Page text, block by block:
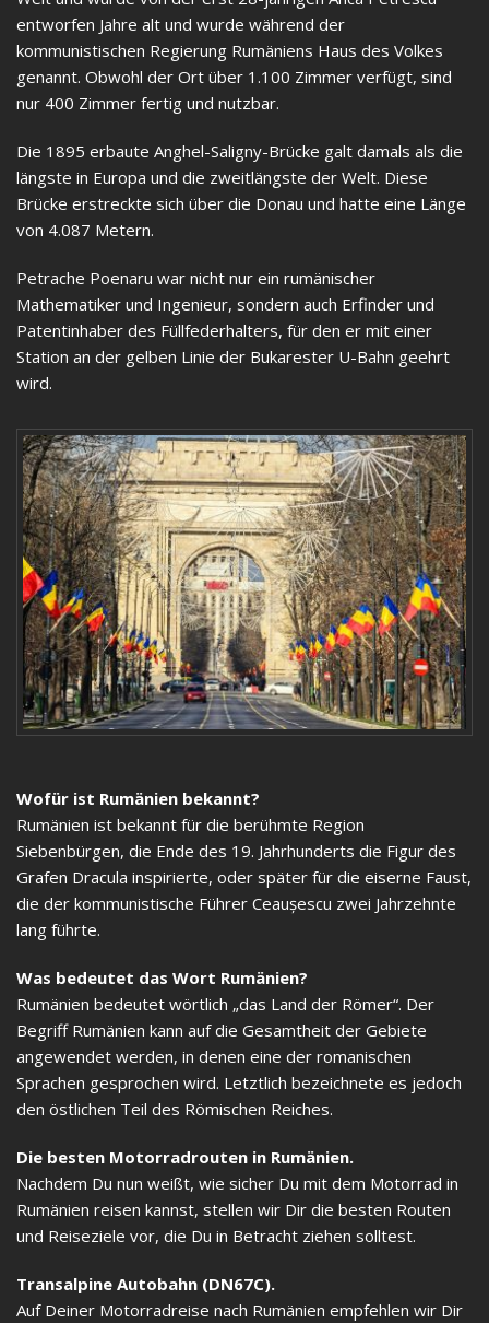
entworfen Jahre alt und wurde während der
kommunistischen Regierung Rumäniens Haus des Volkes
genannt. Obwohl der Ort über 1.100 Zimmer verfügt, sind
nur 400 Zimmer fertig und nutzbar.
Die 1895 erbaute Anghel-Saligny-Brücke galt damals als die
längste in Europa und die zweitlängste der Welt. Diese
Brücke erstreckte sich über die Donau und hatte eine Länge
von 4.087 Metern.
Petrache Poenaru war nicht nur ein rumänischer
Mathematiker und Ingenieur, sondern auch Erfinder und
Patentinhaber des Füllfederhalters, für den er mit einer
Station an der gelben Linie der Bukarester U-Bahn geehrt
wird.
Wofür ist Rumänien bekannt?
Rumänien ist bekannt für die berühmte Region
Siebenbürgen, die Ende des 19. Jahrhunderts die Figur des
Grafen Dracula inspirierte, oder später für die eiserne Faust,
die der kommunistische Führer Ceaușescu zwei Jahrzehnte
lang führte.
Was bedeutet das Wort Rumänien?
Rumänien bedeutet wörtlich „das Land der Römer“. Der
Begriff Rumänien kann auf die Gesamtheit der Gebiete
angewendet werden, in denen eine der romanischen
Sprachen gesprochen wird. Letztlich bezeichnete es jedoch
den östlichen Teil des Römischen Reiches.
Die besten Motorradrouten in Rumänien.
Nachdem Du nun weißt, wie sicher Du mit dem Motorrad in
Rumänien reisen kannst, stellen wir Dir die besten Routen
und Reiseziele vor, die Du in Betracht ziehen solltest.
Transalpine Autobahn (DN67C).
Auf Deiner Motorradreise nach Rumänien empfehlen wir Dir